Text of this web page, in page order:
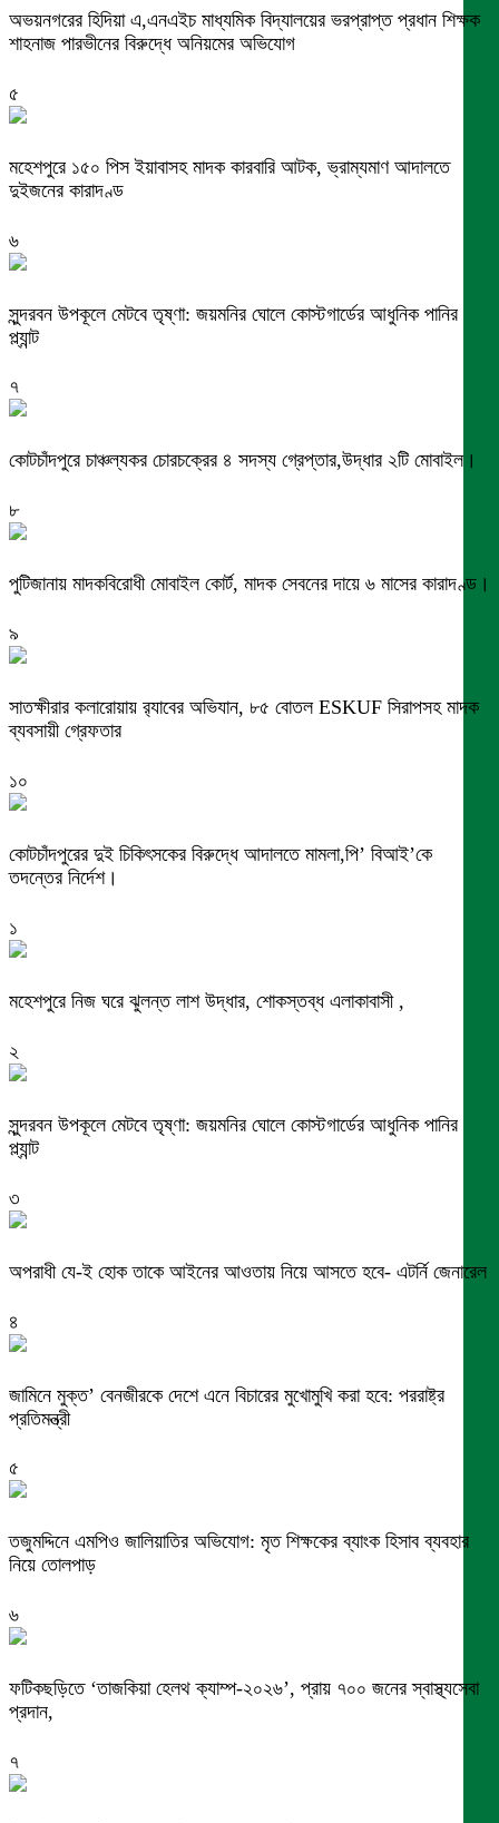
অভয়নগরের হিদিয়া এ,এনএইচ মাধ্যমিক বিদ্যালয়ের ভরপ্রাপ্ত প্রধান শিক্ষক
শাহনাজ পারভীনের বিরুদ্ধে অনিয়মের অভিযোগ
৫
মহেশপুরে ১৫০ পিস ইয়াবাসহ মাদক কারবারি আটক, ভ্রাম্যমাণ আদালতে
দুইজনের কারাদণ্ড
৬
সুন্দরবন উপকূলে মেটবে তৃষ্ণা: জয়মনির ঘোলে কোস্টগার্ডের আধুনিক পানির
প্ল্যান্ট
৭
কোটচাঁদপুরে চাঞ্চল্যকর চোরচক্রের ৪ সদস্য গ্রেপ্তার,উদ্ধার ২টি মোবাইল।
৮
পুটিজানায় মাদকবিরোধী মোবাইল কোর্ট, মাদক সেবনের দায়ে ৬ মাসের কারাদণ্ড।
৯
সাতক্ষীরার কলারোয়ায় র‍্যাবের অভিযান, ৮৫ বোতল ESKUF সিরাপসহ মাদক
ব্যবসায়ী গ্রেফতার
১০
কোটচাঁদপুরের দুই চিকিৎসকের বিরুদ্ধে আদালতে মামলা,পি’ বিআই’কে
তদন্তের নির্দেশ।
১
মহেশপুরে নিজ ঘরে ঝুলন্ত লাশ উদ্ধার, শোকস্তব্ধ এলাকাবাসী ,
২
সুন্দরবন উপকূলে মেটবে তৃষ্ণা: জয়মনির ঘোলে কোস্টগার্ডের আধুনিক পানির
প্ল্যান্ট
৩
অপরাধী যে-ই হোক তাকে আইনের আওতায় নিয়ে আসতে হবে- এটর্নি জেনারেল
৪
জামিনে মুক্ত’ বেনজীরকে দেশে এনে বিচারের মুখোমুখি করা হবে: পররাষ্ট্র
প্রতিমন্ত্রী
৫
তজুমদ্দিনে এমপিও জালিয়াতির অভিযোগ: মৃত শিক্ষকের ব্যাংক হিসাব ব্যবহার
নিয়ে তোলপাড়
৬
ফটিকছড়িতে ‘তাজকিয়া হেলথ ক্যাম্প-২০২৬’, প্রায় ৭০০ জনের স্বাস্থ্যসেবা
প্রদান,
৭